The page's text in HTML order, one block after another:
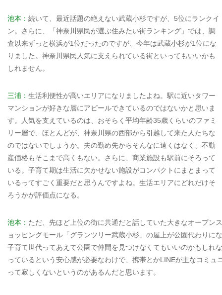
池本： 続いて、最近話題の絶えない武蔵小杉ですが、5位にランクイ
ン。さらに、「神奈川県民が選ぶ住みたい街ランキング」では、調
査以来ずっと横浜が1位だったのですが、今年は武蔵小杉が1位にな
りました。神奈川県民人気に支えられている街といってもいいかも
しれません。
三浦： 生活利便性が高いエリアになりましたよね。駅に近いタワー
マンションが好きな層にアピールできているのではないかと思いま
す。人気を支えているのは、おそらく平均年齢35歳くらいのファミ
リー層で、ほとんどが、神奈川県の西部から引越して来た人たちな
のではないでしょうか。夫の勤め先からそんなに遠くはなく、不動
産価格もそこまで高くもない。さらに、商業施設も駅前にそろって
いる。子育て期は生活に欠かせない施設がコンパクトにまとまって
いるってすごく重要だと思うんですよね。生活エリアにどれだけそ
ろうかが評価点になる。
池本： ただ、先ほど上位の街に共通だと話していた大きなオープン
ョッピングモール「グランツリー武蔵小杉」の屋上が公園代わりに
子育て世代ってあえて公園で仲間を見つけなくてもいいのかもしれ
っているという安心感が必要なわけで、携帯とかLINEが主なコミュ
って寂しくないというのがあるんだと思います。